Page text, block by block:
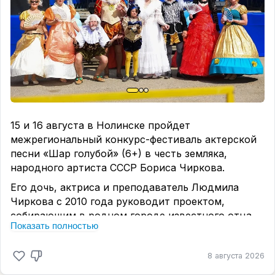
разработана квест-бродилка по спортивным
пунктам города.
Расписание Дня кировского спорта желающие
поучаствовать в празднике могут найти на сайте.
Напомним, что мотивация населения к
регулярным занятиям спортом является одной из
задач государственной программы «Спорт
15 и 16 августа в Нолинске пройдет
межрегиональный конкурс-фестиваль актерской
песни «Шар голубой» (6+) в честь земляка,
народного артиста СССР Бориса Чиркова.
Его дочь, актриса и преподаватель Людмила
Чиркова с 2010 года руководит проектом,
собирающим в родном городе известного отца,
артистов самодеятельных театров не только из
Свердловской и Московской (вместе со столицей
РФ) областей, Удмуртии, Марий Эл, Санкт-
Показать полностью
8 августа 2026